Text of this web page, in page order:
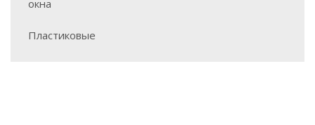
окна
Пластиковые